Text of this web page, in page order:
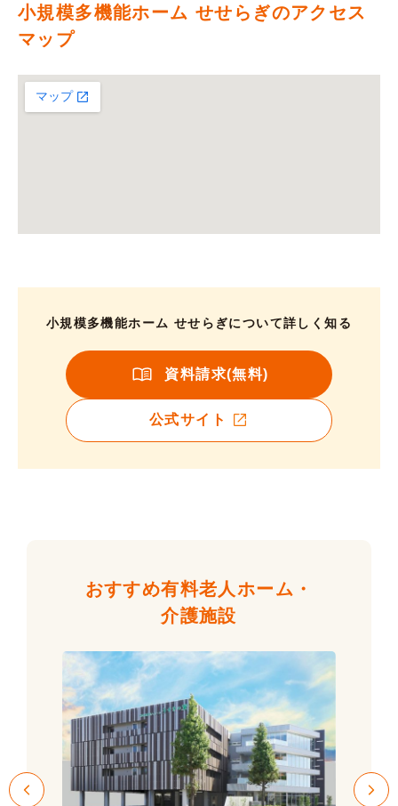
小規模多機能ホーム せせらぎのアクセス
マップ
小規模多機能ホーム せせらぎについて詳しく知る
資料請求(無料)
公式サイト
おすすめ有料老人ホーム・
介護施設